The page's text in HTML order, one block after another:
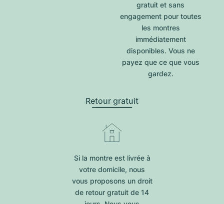
gratuit et sans
engagement pour toutes
les montres
immédiatement
disponibles. Vous ne
payez que ce que vous
gardez.
Retour gratuit
Si la montre est livrée à
votre domicile, nous
vous proposons un droit
de retour gratuit de 14